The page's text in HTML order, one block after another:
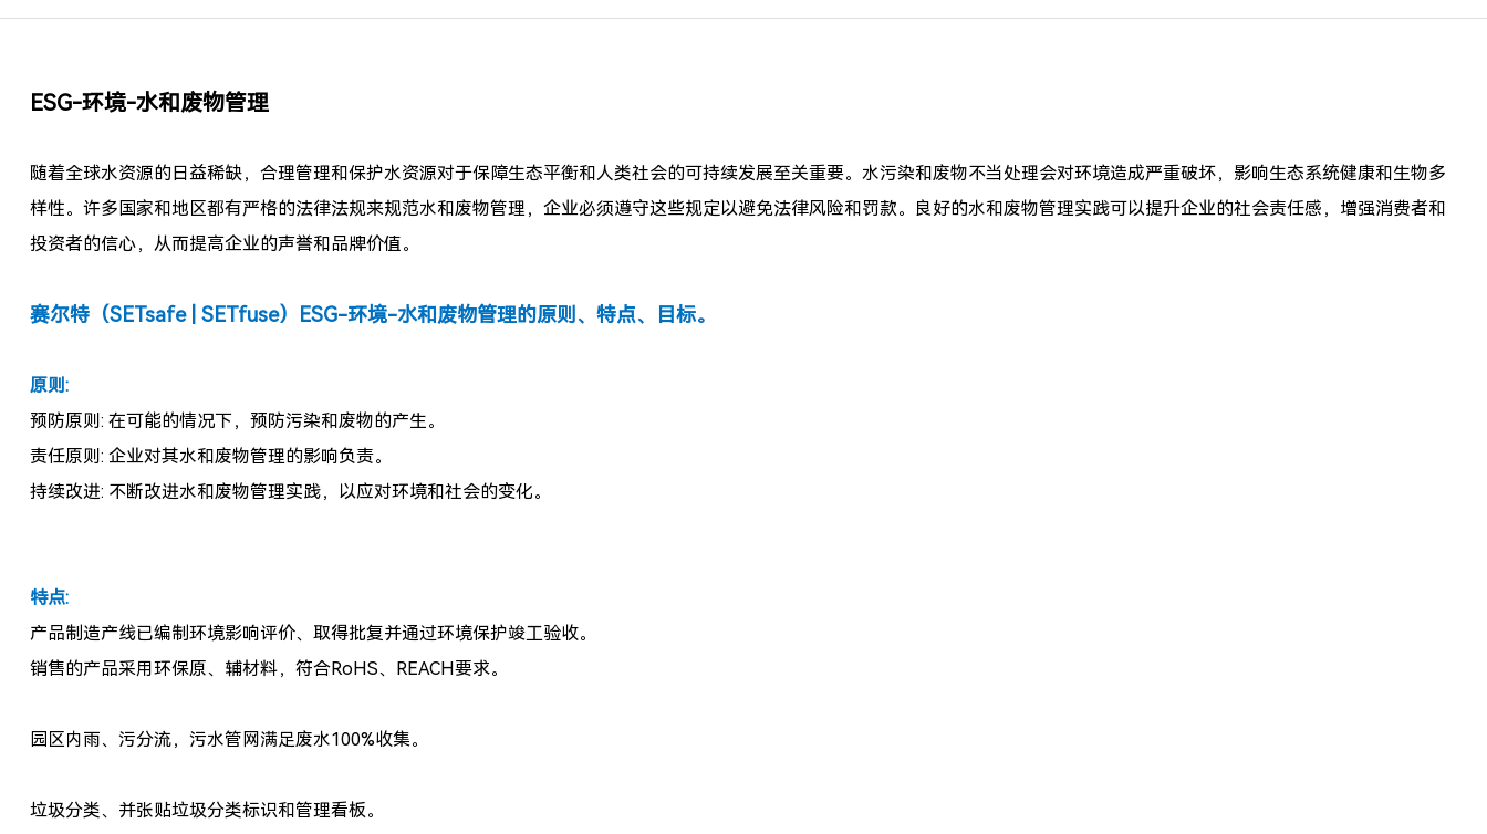
ESG-环境-水和废物管理
随着全球水资源的日益稀缺，合理管理和保护水资源对于保障生态平衡和人类社会的可持续发展至关重要。水污染和废物不当处理会对环境造成严重破坏，影响生态系统健康和生物多
样性。许多国家和地区都有严格的法律法规来规范水和废物管理，企业必须遵守这些规定以避免法律风险和罚款。良好的水和废物管理实践可以提升企业的社会责任感，增强消费者和
投资者的信心，从而提高企业的声誉和品牌价值。
赛尔特（SETsafe | SETfuse）ESG-环境-水和废物管理的原则、特点、目标。
原则:
预防原则: 在可能的情况下，预防污染和废物的产生。
责任原则: 企业对其水和废物管理的影响负责。
持续改进: 不断改进水和废物管理实践，以应对环境和社会的变化。
特点:
产品制造产线已编制环境影响评价、取得批复并通过环境保护竣工验收。
销售的产品采用环保原、辅材料，符合RoHS、REACH要求。
园区内雨、污分流，污水管网满足废水100%收集。
垃圾分类、并张贴垃圾分类标识和管理看板。